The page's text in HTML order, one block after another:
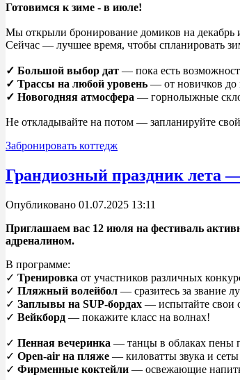
Готовимся к зиме - в июле!
Мы открыли бронирование домиков на декабрь
Сейчас — лучшее время, чтобы спланировать
✓ Большой выбор дат — пока есть
✓ Трассы на любой уровень — от новичков до
✓ Новогодняя атмосфера — горнолыжные
Не откладывайте на потом — запланируйте
Забронировать коттедж
Грандиозный праздник лета
Опубликовано 01.07.2025 13:11
Приглашаем вас 12 июля на фестиваль
адреналином.
В программе:
✓ Тренировка от участников различных
✓ Пляжный волейбол — сразитесь за звание
✓ Заплывы на SUP-бордах — испытайте свои
✓ Вейкборд — покажите класс на волнах!
✓ Пенная вечеринка — танцы в облаках пены
✓ Open-air на пляже — киловатты звука и
✓ Фирменные коктейли — освежающие